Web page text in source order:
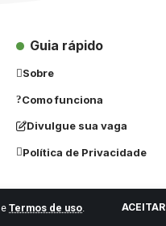
e Termos de uso ACEITAR
Guia rápido
Sobre
Como funciona
Divulgue sua vaga
Política de Privacidade